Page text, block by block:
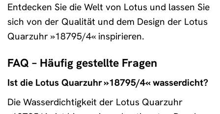
Entdecken Sie die Welt von Lotus und lassen Sie
sich von der Qualität und dem Design der Lotus
Quarzuhr »18795/4« inspirieren.
FAQ – Häufig gestellte Fragen
Ist die Lotus Quarzuhr »18795/4« wasserdicht?
Die Wasserdichtigkeit der Lotus Quarzuhr